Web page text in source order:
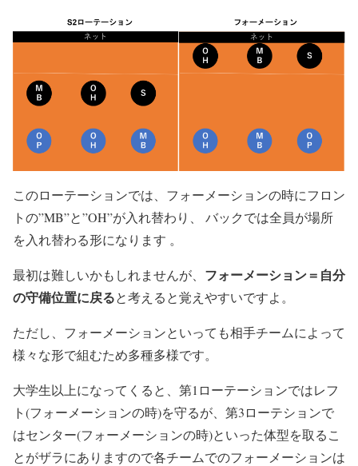
このローテーションでは、フォーメーションの時にフロン
トの”MB”と”OH”が入れ替わり、 バックでは全員が場所
を入れ替わる形になります 。
最初は難しいかもしれませんが、 フォーメーション＝自分
の守備位置に戻ると考えると覚えやすいですよ。
ただし、フォーメーションといっても相手チームによって
様々な形で組むため多種多様です。
大学生以上になってくると、第1ローテーションではレフ
ト(フォーメーションの時)を守るが、第3ローテションで
はセンター(フォーメーションの時)といった体型を取るこ
とがザラにありますので各チームでのフォーメーションは